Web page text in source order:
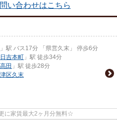
い合わせはこちら
」駅 バス17分 「県営久末」 停歩6分
日吉本町 」駅 徒歩34分
高田 」駅 徒歩28分
区久末
に家賃最大2ヶ月分無料☆